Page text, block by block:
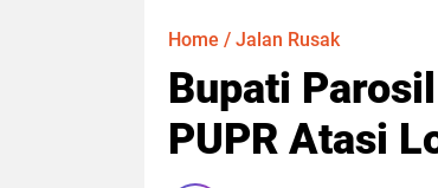
Home / Jalan Rusak
Bupati
PUPR Atasi